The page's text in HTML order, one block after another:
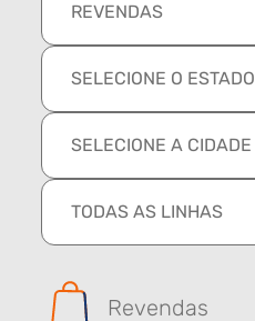
REVENDAS
SELECIONE O ESTADO
SELECIONE A CIDADE
TODAS AS LINHAS
Revendas